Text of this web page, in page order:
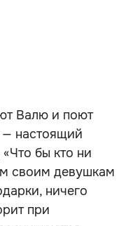
Валю и поют
настоящий
бы кто ни
своим девушкам
ничего
при